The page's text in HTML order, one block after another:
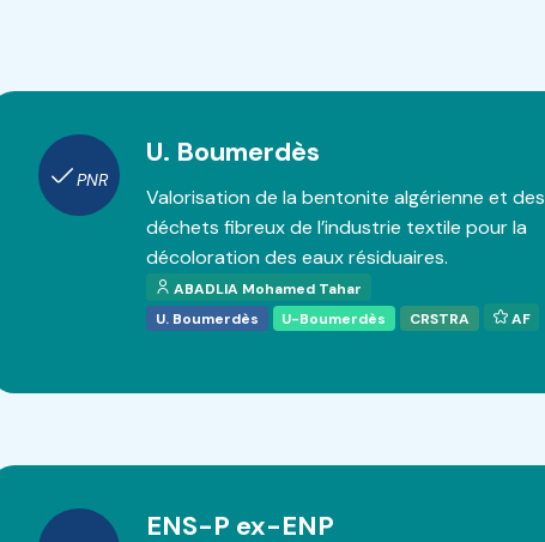
PNR
U. Boumerdès
Valorisation de la bentonite algérienne et des
déchets fibreux de l’industrie textile pour la
décoloration des eaux résiduaires.
ABADLIA Mohamed Tahar
U. Boumerdès
U-Boumerdès CRSTRA AF
ENS-P ex-ENP